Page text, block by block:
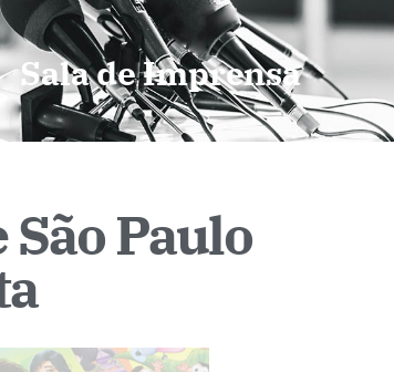
Sala de Imprensa
Paulo